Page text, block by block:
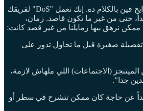
أكيد دلوقتي فهمت أنا رايح فين بالكلام ده. إنك تعمل "DoS" لفريقك
حتى من غير ما تكون قاصد. زمان،
ممكن نرهق بيها زمايلنا من غير قصد كانت:
صغيرة قبل ما تحاول تدور على
(الاجتماعات) اللي ملهاش لازمة،
جدا".
عن حاجة كان ممكن تتشرح في سطر أو